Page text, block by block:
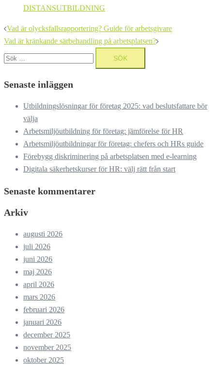
DISTANSUTBILDNING
Inläggsnavigering
Vad är olycksfallsrapportering? Guide för arbetsgivare
Vad är kränkande särbehandling på arbetsplatsen?
Sök
efter:
Senaste inläggen
Utbildningslösningar för företag 2025: vad beslutsfattare bör
välja
Arbetsmiljöutbildning för företag: jämförelse för HR
Arbetsmiljöutbildningar för företag: chefers och HRs guide
Förebygg diskriminering på arbetsplatsen med e-learning
Digitala säkerhetskurser för HR: välj rätt från start
Senaste kommentarer
Arkiv
augusti 2026
juli 2026
juni 2026
maj 2026
april 2026
mars 2026
februari 2026
januari 2026
december 2025
november 2025
oktober 2025